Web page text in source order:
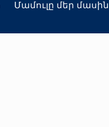
Մամուլը մեր մասին